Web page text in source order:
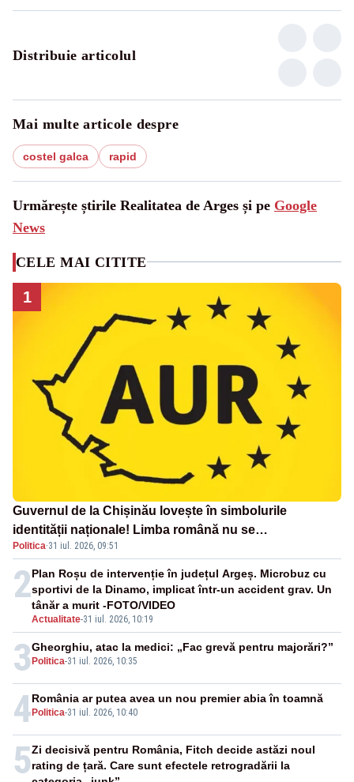
Distribuie articolul
Mai multe articole despre
costel galca rapid
Urmărește știrile Realitatea de Arges și pe Google
News
CELE MAI CITITE
1
Guvernul de la Chișinău lovește în simbolurile
identității naționale! Limba română nu se
economisește! Limba română se sărbătorește!
Politica·31 iul. 2026, 09:51
2
Actualitate-31 iul. 2026, 10:19
Plan Roșu de intervenție în județul Argeș. Microbuz cu
sportivi de la Dinamo, implicat într-un accident grav. Un
tânăr a murit -FOTO/VIDEO
3 Politica-31 iul. 2026, 10:35
Gheorghiu, atac la medici: „Fac grevă pentru majorări?”
4 Politica-31 iul. 2026, 10:40
România ar putea avea un nou premier abia în toamnă
5Zi decisivă pentru România, Fitch decide astăzi noul
rating de țară. Care sunt efectele retrogradării la